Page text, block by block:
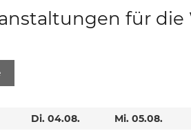
für die
Di. 04.08.
Mi. 05.08.